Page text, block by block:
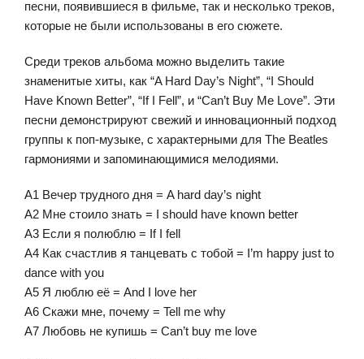
песни, появившиеся в фильме, так и несколько треков,
которые не были использованы в его сюжете.
Среди треков альбома можно выделить такие
знаменитые хиты, как “A Hard Day’s Night”, “I Should
Have Known Better”, “If I Fell”, и “Can’t Buy Me Love”. Эти
песни демонстрируют свежий и инновационный подход
группы к поп-музыке, с характерными для The Beatles
гармониями и запоминающимися мелодиями.
A1 Вечер трудного дня = A hard day’s night
A2 Мне стоило знать = I should have known better
A3 Если я полюблю = If I fell
A4 Как счастлив я танцевать с тобой = I’m happy just to
dance with you
A5 Я люблю её = And I love her
A6 Скажи мне, почему = Tell me why
A7 Любовь не купишь = Can’t buy me love